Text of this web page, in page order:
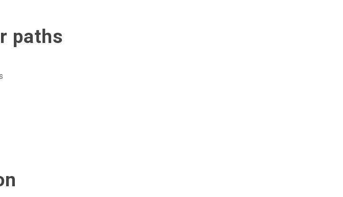
paths